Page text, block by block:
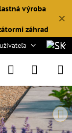
✕
výroba
záhrad